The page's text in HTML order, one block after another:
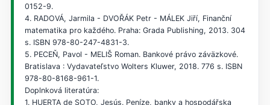
0152-9.
4. RADOVÁ, Jarmila - DVOŘÁK Petr - MÁLEK Jiří, Finanční
matematika pro každého. Praha: Grada Publishing, 2013. 304
s. ISBN 978-80-247-4831-3.
5. PECEŇ, Pavol - MELIŠ Roman. Bankové právo záväzkové.
Bratislava : Vydavateľstvo Wolters Kluwer, 2018. 776 s. ISBN
978-80-8168-961-1.
Doplnková literatúra:
1. HUERTA de SOTO, Jesús. Peníze, banky a hospodářska